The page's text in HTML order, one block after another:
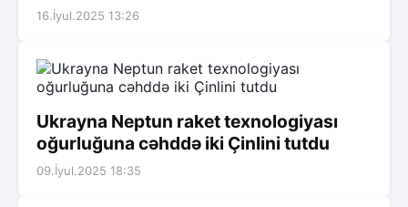
16.İyul.2025 13:26
Ukrayna Neptun raket texnologiyası
oğurluğuna cəhddə iki Çinlini tutdu
09.İyul.2025 18:35